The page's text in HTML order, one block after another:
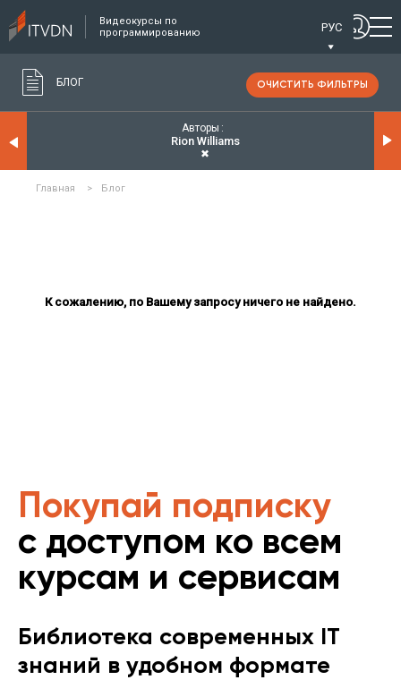
Видеокурсы по
программированию
РУС
БЛОГ ОЧИСТИТЬ ФИЛЬТРЫ
Авторы
Rion Williams
✖
Главная > Блог
К сожалению, по Вашему запросу ничего не найдено.
Покупай подписку
с доступом ко всем
курсам и сервисам
Библиотека современных IT
знаний в удобном формате